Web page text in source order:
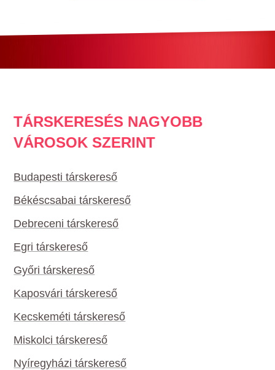
TÁRSKERESÉS NAGYOBB
VÁROSOK SZERINT
Budapesti társkereső
Békéscsabai társkereső
Debreceni társkereső
Egri társkereső
Győri társkereső
Kaposvári társkereső
Kecskeméti társkereső
Miskolci társkereső
Nyíregyházi társkereső